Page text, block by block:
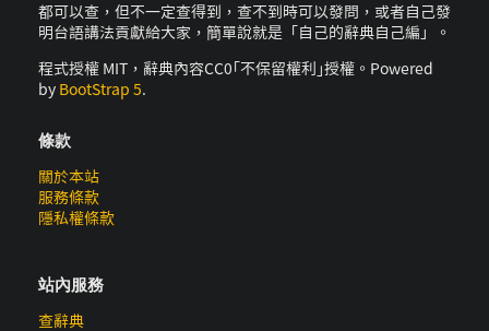
都可以查，但不一定查得到，查不到時可以發問，或者自己發
明台語講法貢獻給大家，簡單說就是「自己的辭典自己編」。
程式授權 MIT，辭典內容CC0｢不保留權利｣授權。Powered
by BootStrap 5.
條款
關於本站
服務條款
隱私權條款
站內服務
查辭典